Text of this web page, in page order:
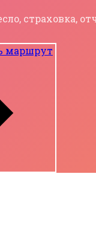
страховка,
маршрут